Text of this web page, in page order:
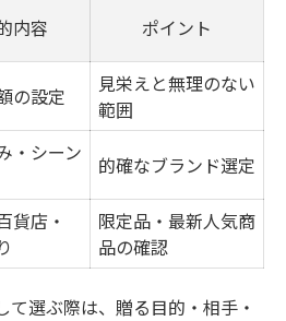
内容 ポイント
の設定
見栄えと無理のない
範囲
・シーン
的確なブランド選定
貨店・
限定品・最新人気商
品の確認
て選ぶ際は、贈る目的・相手・